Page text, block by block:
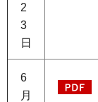
2
3
日
6
月